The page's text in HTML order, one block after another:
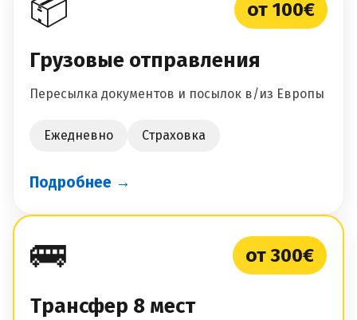
📦 от 100€
Грузовые отправления
Пересылка документов и посылок в/из Европы
Ежедневно Страховка
Подробнее →
🚌 от 300€
Трансфер 8 мест